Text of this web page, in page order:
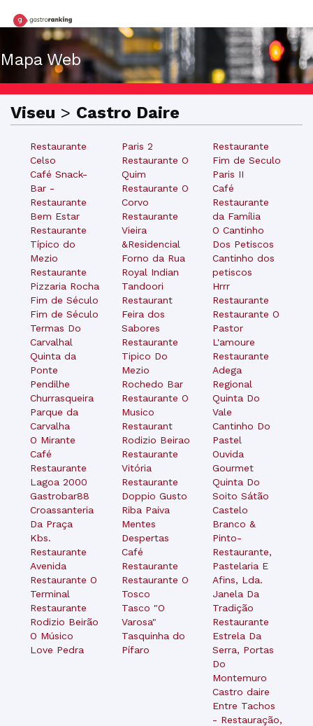
Mapa Web
Viseu > Castro Daire
Restaurante
Celso
Café Snack-
Bar -
Restaurante
Bem Estar
Restaurante
Típico do
Mezio
Restaurante
Pizzaria Rocha
Fim de Século
Fim de Século
Termas Do
Carvalhal
Quinta da
Ponte
Pendilhe
Churrasqueira
Parque da
Carvalha
O Mirante
Café
Restaurante
Lagoa 2000
Gastrobar88
Croassanteria
Da Praça
Kbs.
Restaurante
Avenida
Restaurante O
Terminal
Restaurante
Rodizio Beirão
O Músico
Love Pedra
Paris 2
Restaurante O
Quim
Restaurante O
Corvo
Restaurante
Vieira
&Residencial
Forno da Rua
Royal Indian
Tandoori
Restaurant
Feira dos
Sabores
Restaurante
Tipico Do
Mezio
Rochedo Bar
Restaurante O
Musico
Restaurant
Rodizio Beirao
Restaurante
Vitória
Restaurante
Doppio Gusto
Riba Paiva
Mentes
Despertas
Café
Restaurante
Restaurante O
Tosco
Tasco "O
Varosa"
Tasquinha do
Pífaro
Restaurante
Fim de Seculo
Paris II
Café
Restaurante
da Família
O Cantinho
Dos Petiscos
Cantinho dos
petiscos
Hrrr
Restaurante
Restaurante O
Pastor
L'amoure
Restaurante
Adega
Regional
Quinta Do
Vale
Cantinho Do
Pastel
Ouvida
Gourmet
Quinta Do
Soito Sátão
Castelo
Branco &
Pinto-
Restaurante,
Pastelaria E
Afins, Lda.
Janela Da
Tradição
Restaurante
Estrela Da
Serra, Portas
Do
Montemuro
Castro daire
Entre Tachos
- Restauração,